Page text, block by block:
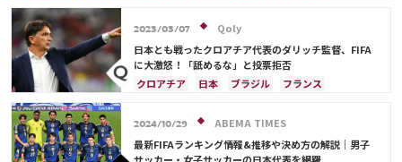
アルゼンチン
サウジアラビア
イングランド
オランダ ポルトガル モロッコ
2023/03/07
Qoly
日本とも戦ったクロアチア代表のダリッチ監督、FIFA
に大激怒！「舐めるな」と投票拒否
クロアチア
日本 ブラジル
フランス
ベルギー
イングランド
アルゼンチン
モロッコ
ルカ・モドリッチ
2024/10/29
ABEMA TIMES
最新FIFAランキング情報&推移や決め方の解説｜男子